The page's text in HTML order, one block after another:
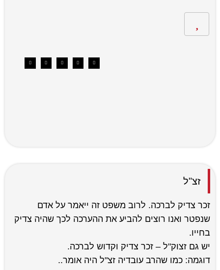
זצ"ל
זכר צדיק לברכה. לרוב משפט זה ייאמר על אדם
שנפטר ואנו רוצים להביע את ההערכה לכך שהיה צדיק
בחייו.
יש גם זצוק"ל – זכר צדיק וקדוש לברכה.
דוגמה: כמו שהרב עובדיה זצ"ל היה אומר..